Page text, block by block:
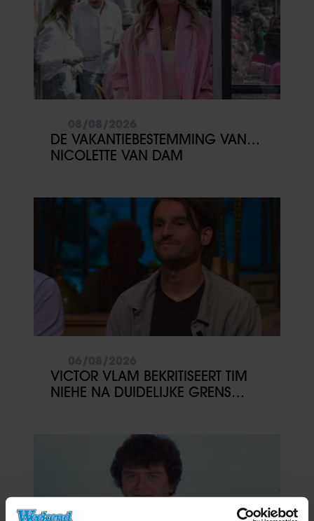
DE VAKANTIEBESTEMMING VAN…
NICOLETTE VAN DAM
VICTOR VLAM BEKRITISEERT TIM
NIEHE NA DUIDELIJKE GRENS